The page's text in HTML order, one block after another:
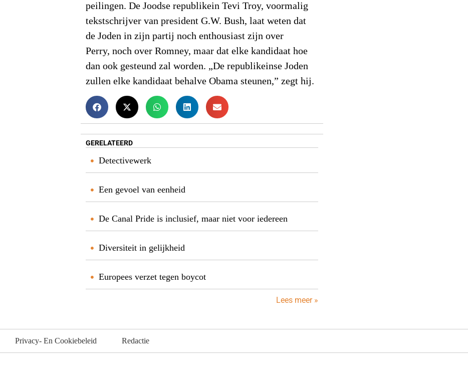
peilingen. De Joodse republikein Tevi Troy, voormalig
tekstschrijver van president G.W. Bush, laat weten dat
de Joden in zijn partij noch enthousiast zijn over
Perry, noch over Romney, maar dat elke kandidaat hoe
dan ook gesteund zal worden. „De republikeinse Joden
zullen elke kandidaat behalve Obama steunen,” zegt hij.
GERELATEERD
Detectivewerk
Een gevoel van eenheid
De Canal Pride is inclusief, maar niet voor iedereen
Diversiteit in gelijkheid
Europees verzet tegen boycot
Lees meer »
Privacy- En Cookiebeleid Redactie